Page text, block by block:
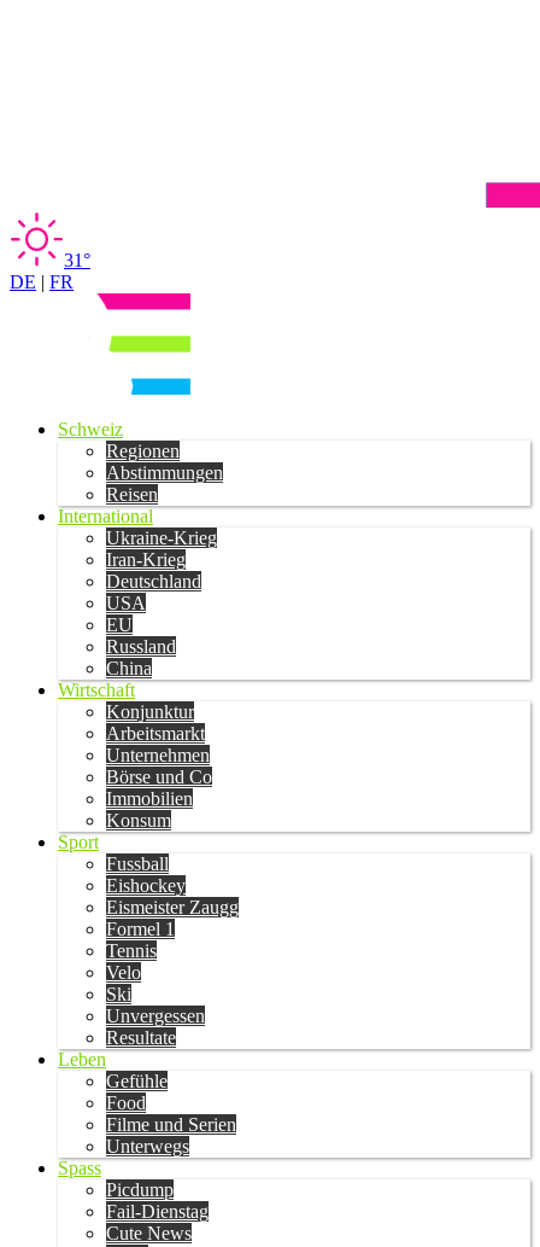
31°
DE | FR
Schweiz
Regionen
Abstimmungen
Reisen
International
Ukraine-Krieg
Iran-Krieg
Deutschland
USA
EU
Russland
China
Wirtschaft
Konjunktur
Arbeitsmarkt
Unternehmen
Börse und Co
Immobilien
Konsum
Sport
Fussball
Eishockey
Eismeister Zaugg
Formel 1
Tennis
Velo
Ski
Unvergessen
Resultate
Leben
Gefühle
Food
Filme und Serien
Unterwegs
Spass
Picdump
Fail-Dienstag
Cute News